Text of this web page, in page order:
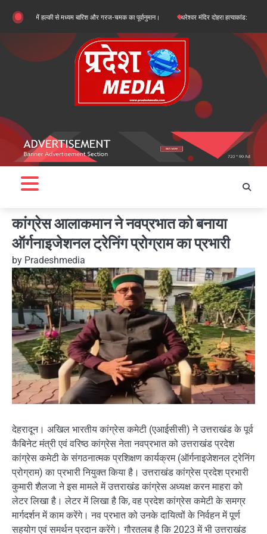
content
में हल्की से मध्यम बारिश और गरज-चमक का पूर्वानुमान। पथरेश्वर मंदिर दोहरा हत्याकांड: गद्दी पर कब्जे
कांग्रेस आलाकमान ने नवप्रभात को बनाया
ऑर्गनाइजेशनल ट्रेनिंग प्रोग्राम का प्रभारी
by Pradeshmedia
देहरादून। अखिल भारतीय कांग्रेस कमेटी (एआईसीसी) ने उत्तराखंड के पूर्व
कैबिनेट मंत्री एवं वरिष्ठ कांग्रेस नेता नवप्रभात को उत्तराखंड प्रदेश
कांग्रेस कमेटी के संगठनात्मक प्रशिक्षण कार्यक्रम (ऑर्गनाइजेशनल ट्रेनिंग
प्रोग्राम) का प्रभारी नियुक्त किया है। उत्तराखंड कांग्रेस प्रदेश प्रभारी
कुमारी शैलजा ने इस मामले में उत्तराखंड कांग्रेस अध्यक्ष करन माहरा को
लेटर लिखा है। लेटर में लिखा है कि, वह प्रदेश कांग्रेस कमेटी के समग्र
मार्गदर्शन में काम करेंगे। नव प्रभात को उनके दायित्वों के निर्वहन में पूर्ण
सहयोग एवं समर्थन प्रदान करेंगे। गौरतलब है कि 2023 में भी उत्तराखंड